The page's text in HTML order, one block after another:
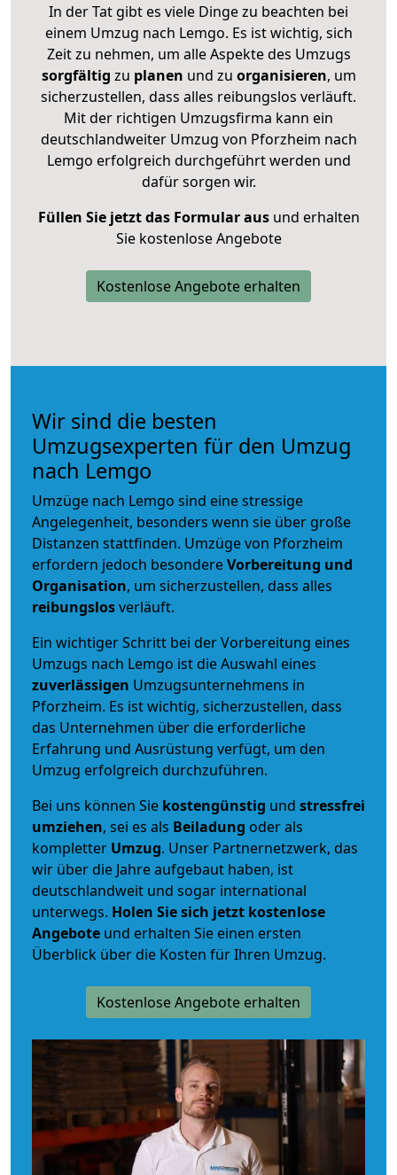
In der Tat gibt es viele Dinge zu beachten bei
einem Umzug nach Lemgo. Es ist wichtig, sich
Zeit zu nehmen, um alle Aspekte des Umzugs
sorgfältig zu planen und zu organisieren, um
sicherzustellen, dass alles reibungslos verläuft.
Mit der richtigen Umzugsfirma kann ein
deutschlandweiter Umzug von Pforzheim nach
Lemgo erfolgreich durchgeführt werden und
dafür sorgen wir.
Füllen Sie jetzt das Formular ausund erhalten
Sie kostenlose Angebote
Kostenlose Angebote erhalten
Wir sind die besten
Umzugsexperten für den Umzug
nach Lemgo
Umzüge nach Lemgo sind eine stressige
Angelegenheit, besonders wenn sie über große
Distanzen stattfinden. Umzüge von Pforzheim
erfordern jedoch besondereVorbereitung und
Organisation, um sicherzustellen, dass alles
reibungslosverläuft.
Ein wichtiger Schritt bei der Vorbereitung eines
Umzugs nach Lemgo ist die Auswahl eines
zuverlässigen Umzugsunternehmens in
Pforzheim. Es ist wichtig, sicherzustellen, dass
das Unternehmen über die erforderliche
Erfahrung und Ausrüstung verfügt, um den
Umzug erfolgreich durchzuführen.
Bei uns können Sie kostengünstig und stressfrei
umziehen, sei es als Beiladung oder als
kompletter Umzug. Unser Partnernetzwerk, das
wir über die Jahre aufgebaut haben, ist
deutschlandweit und sogar international
unterwegs. Holen Sie sich jetzt kostenlose
Angebote und erhalten Sie einen ersten
Überblick über die Kosten für Ihren Umzug.
Kostenlose Angebote erhalten